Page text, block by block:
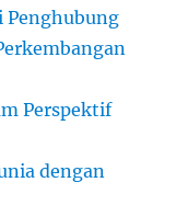
Penghubung
Perspektif
dengan